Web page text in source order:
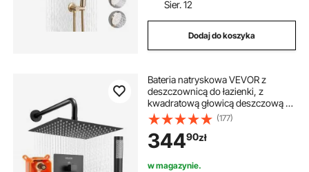
Sier. 12
Dodaj do koszyka
Bateria natryskowa VEVOR z
deszczownicą do łazienki, z
kwadratową głowicą deszczową o
średnicy 254 mm i słuchawką
prysznicową, bateria łazienkowa
ścienna z zaworem mosiężnym i
zestawem wykończeniowym,
matowa czerń
(177)
34490zł
w magazynie.